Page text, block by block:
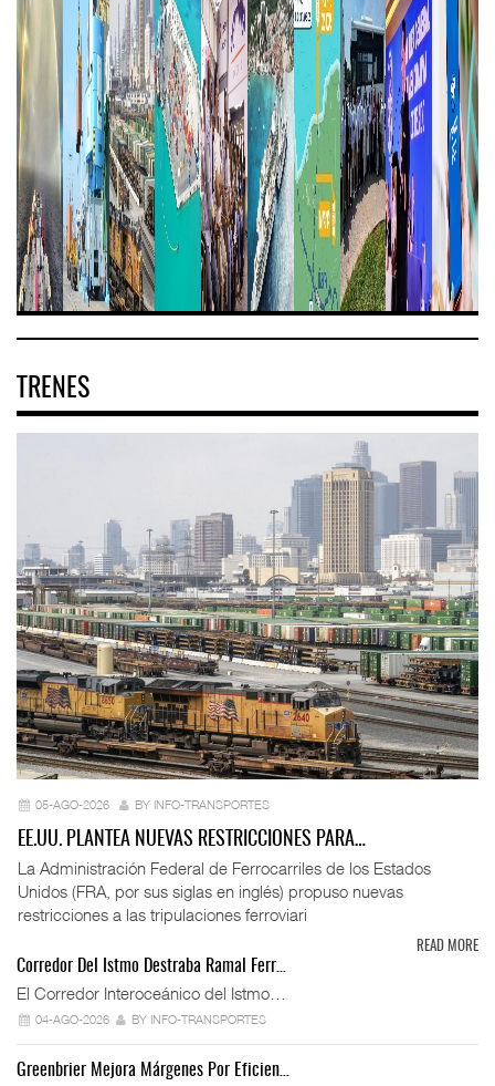
TRENES
05-AGO-2026 BY INFO-TRANSPORTES
EE.UU. PLANTEA NUEVAS RESTRICCIONES PARA…
La Administración Federal de Ferrocarriles de los Estados
Unidos (FRA, por sus siglas en inglés) propuso nuevas
restricciones a las tripulaciones ferroviari
READ MORE
Corredor Del Istmo Destraba Ramal Ferr…
El Corredor Interoceánico del Istmo…
04-AGO-2026 BY INFO-TRANSPORTES
Greenbrier Mejora Márgenes Por Eficien…